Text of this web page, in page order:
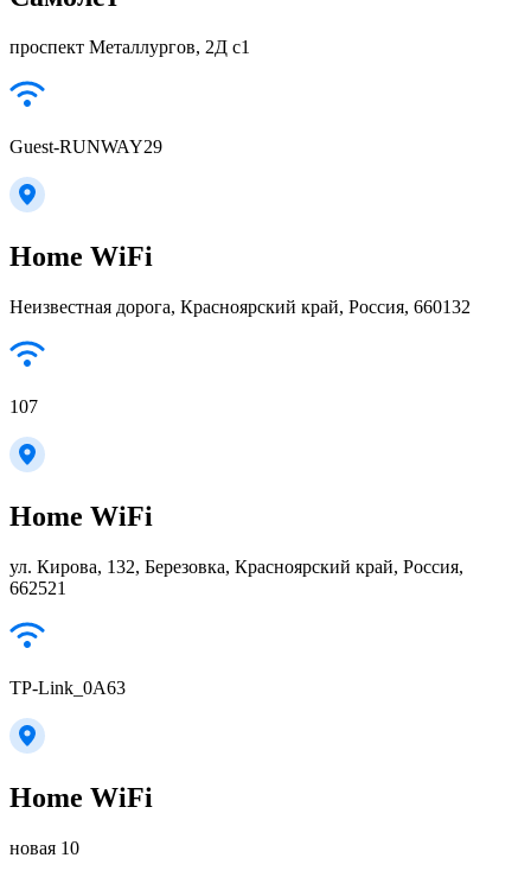
проспект Металлургов, 2Д с1
Guest-RUNWAY29
Home WiFi
Неизвестная дорога, Красноярский край, Россия, 660132
107
Home WiFi
ул. Кирова, 132, Березовка, Красноярский край, Россия,
662521
TP-Link_0A63
Home WiFi
новая 10